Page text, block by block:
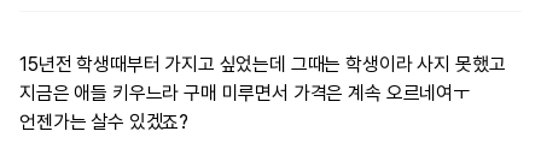
15년전 학생때부터 가지고 싶었는데 그때는 학생이라 사지 못했고
지금은 애들 키우느라 구매 미루면서 가격은 계속 오르네여ㅜ
언젠가는 살수 있겠죠?